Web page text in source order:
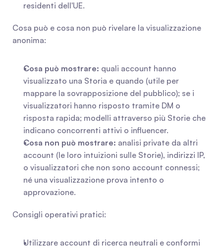
residenti dell'UE.
Cosa può e cosa non può rivelare la visualizzazione
anonima:
Cosa può mostrare: quali account hanno
visualizzato una Storia e quando (utile per
mappare la sovrapposizione del pubblico); se i
visualizzatori hanno risposto tramite DM o
risposta rapida; modelli attraverso più Storie che
indicano concorrenti attivi o influencer.
Cosa non può mostrare: analisi private da altri
account (le loro intuizioni sulle Storie), indirizzi IP,
o visualizzatori che non sono account connessi;
né una visualizzazione prova intento o
approvazione.
Consigli operativi pratici:
Utilizzare account di ricerca neutrali e conformi